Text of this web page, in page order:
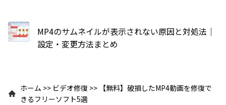
MP4のサムネイルが表示されない原因と対処法｜
設定・変更方法まとめ
ホーム >> ビデオ修復 >> 【無料】破損したMP4動画を修復で
きるフリーソフト5選